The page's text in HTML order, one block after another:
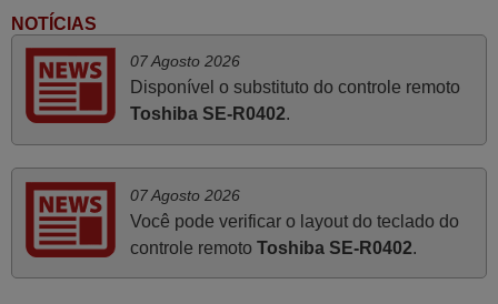
Muito atenciosos. Funciona na perfeição. Obrigado
Abril 2025
O comando veio bem embrulhado e protegido. Fez logo a
emparelhamento com a televisão, sem problemas.
Funciona na perfeição. Recomendo vivamente este
produto e este site.
NOTÍCIAS
07 Agosto 2026
Disponível o substituto do controle remoto
Toshiba SE-R0402.
07 Agosto 2026
Você pode verificar o layout do teclado do
controle remoto Toshiba SE-R0402.